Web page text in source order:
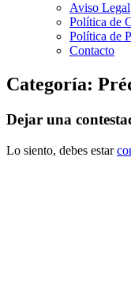
Aviso Legal
Política de
Política de
Contacto
Categoría:
Dejar una
Lo siento, debes estar